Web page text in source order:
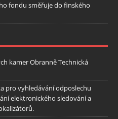
fondu směřuje do finského
kamer Obranně Technická
pro vyhledávání odposlechu
elektronického sledování a